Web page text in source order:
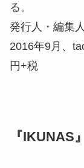
る。
発行人・編集
2016年9月、
円+税
『IKUNAS